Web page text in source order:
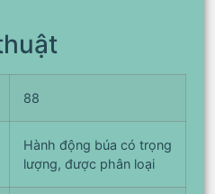
88
Hành động búa có trọng
lượng, được phân loại